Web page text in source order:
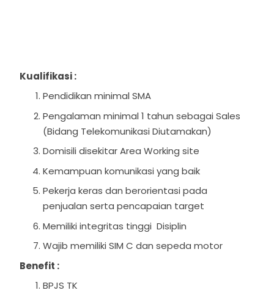
Kualifikasi :
Pendidikan minimal SMA
Pengalaman minimal 1 tahun sebagai Sales
(Bidang Telekomunikasi Diutamakan)
Domisili disekitar Area Working site
Kemampuan komunikasi yang baik
Pekerja keras dan berorientasi pada
penjualan serta pencapaian target
Memiliki integritas tinggi Disiplin
Wajib memiliki SIM C dan sepeda motor
Benefit :
BPJS TK